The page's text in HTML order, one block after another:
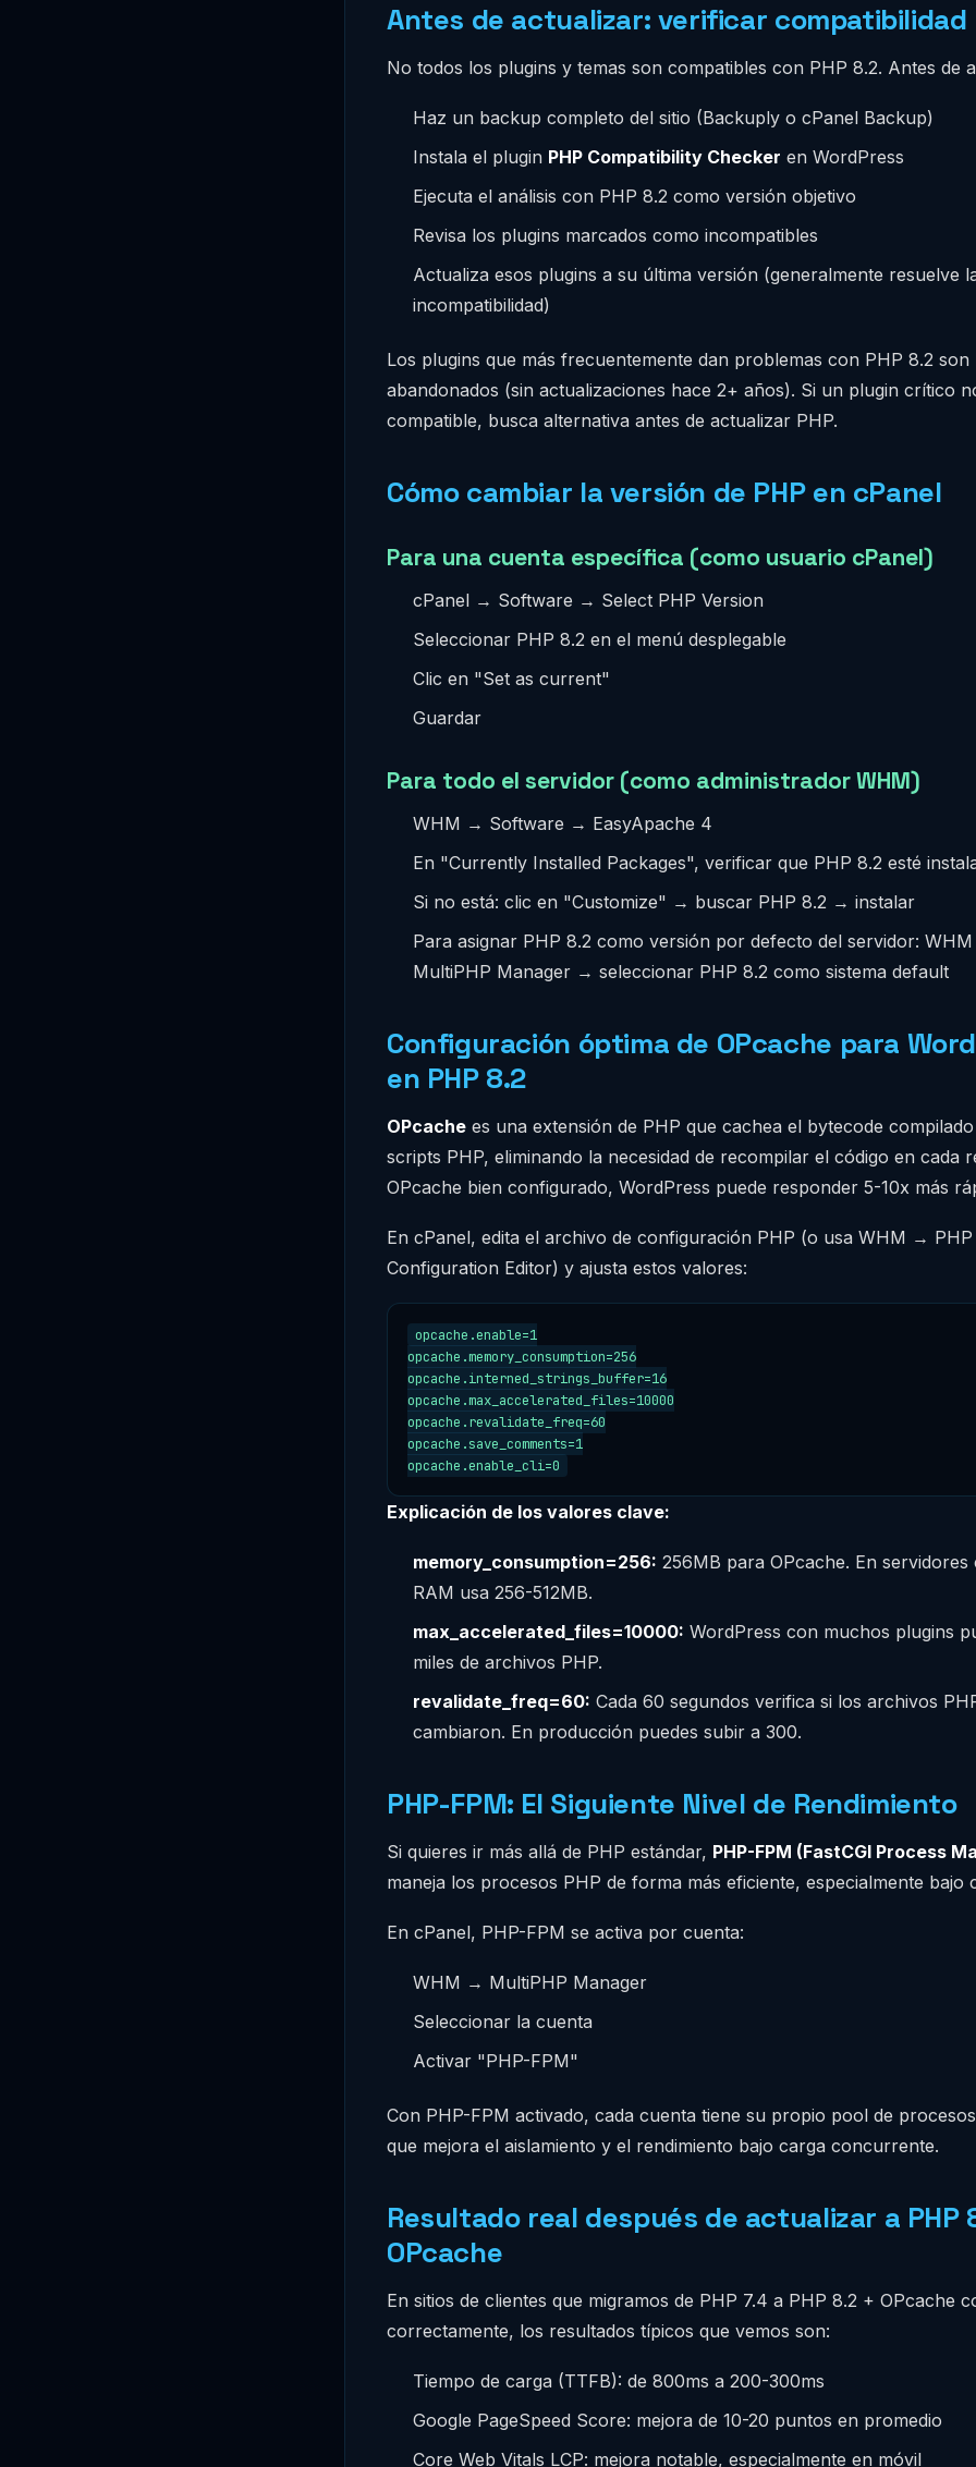
Antes de actualizar: verificar compatibilidad
No todos los plugins y temas son compatibles con PHP 8.2. Antes de
Haz un backup completo del sitio (Backuply o cPanel Backup)
Instala el plugin PHP Compatibility Checker en WordPress
Ejecuta el análisis con PHP 8.2 como versión objetivo
Revisa los plugins marcados como incompatibles
Actualiza esos plugins a su última versión (generalmente resuelve
incompatibilidad)
Los plugins que más frecuentemente dan problemas con PHP 8.2 son
abandonados (sin actualizaciones hace 2+ años). Si un plugin crítico
compatible, busca alternativa antes de actualizar PHP.
Cómo cambiar la versión de PHP en cPanel
Para una cuenta específica (como usuario cPanel)
cPanel → Software → Select PHP Version
Seleccionar PHP 8.2 en el menú desplegable
Clic en "Set as current"
Guardar
Para todo el servidor (como administrador WHM)
WHM → Software → EasyApache 4
En "Currently Installed Packages", verificar que PHP 8.2 esté
Si no está: clic en "Customize" → buscar PHP 8.2 → instalar
Para asignar PHP 8.2 como versión por defecto del servidor:
MultiPHP Manager → seleccionar PHP 8.2 como sistema default
Configuración óptima de OPcache para
en PHP 8.2
OPcache es una extensión de PHP que cachea el bytecode
scripts PHP, eliminando la necesidad de recompilar el código en cada
OPcache bien configurado, WordPress puede responder 5-10x más
En cPanel, edita el archivo de configuración PHP (o usa WHM → PHP
Configuration Editor) y ajusta estos valores:
opcache.enable=1
opcache.memory_consumption=256
opcache.interned_strings_buffer=16
opcache.max_accelerated_files=10000
opcache.revalidate_freq=60
opcache.save_comments=1
opcache.enable_cli=0
Explicación de los valores clave:
memory_consumption=256: 256MB para OPcache. En servidores
RAM usa 256-512MB.
max_accelerated_files=10000: WordPress con muchos plugins
miles de archivos PHP.
revalidate_freq=60: Cada 60 segundos verifica si los archivos
cambiaron. En producción puedes subir a 300.
PHP-FPM: El Siguiente Nivel de Rendimiento
Si quieres ir más allá de PHP estándar, PHP-FPM (FastCGI Process
maneja los procesos PHP de forma más eficiente, especialmente bajo
En cPanel, PHP-FPM se activa por cuenta:
WHM → MultiPHP Manager
Seleccionar la cuenta
Activar "PHP-FPM"
Con PHP-FPM activado, cada cuenta tiene su propio pool de
que mejora el aislamiento y el rendimiento bajo carga concurrente.
Resultado real después de actualizar a PHP
OPcache
En sitios de clientes que migramos de PHP 7.4 a PHP 8.2 + OPcache
correctamente, los resultados típicos que vemos son:
Tiempo de carga (TTFB): de 800ms a 200-300ms
Google PageSpeed Score: mejora de 10-20 puntos en promedio
Core Web Vitals LCP: mejora notable, especialmente en móvil